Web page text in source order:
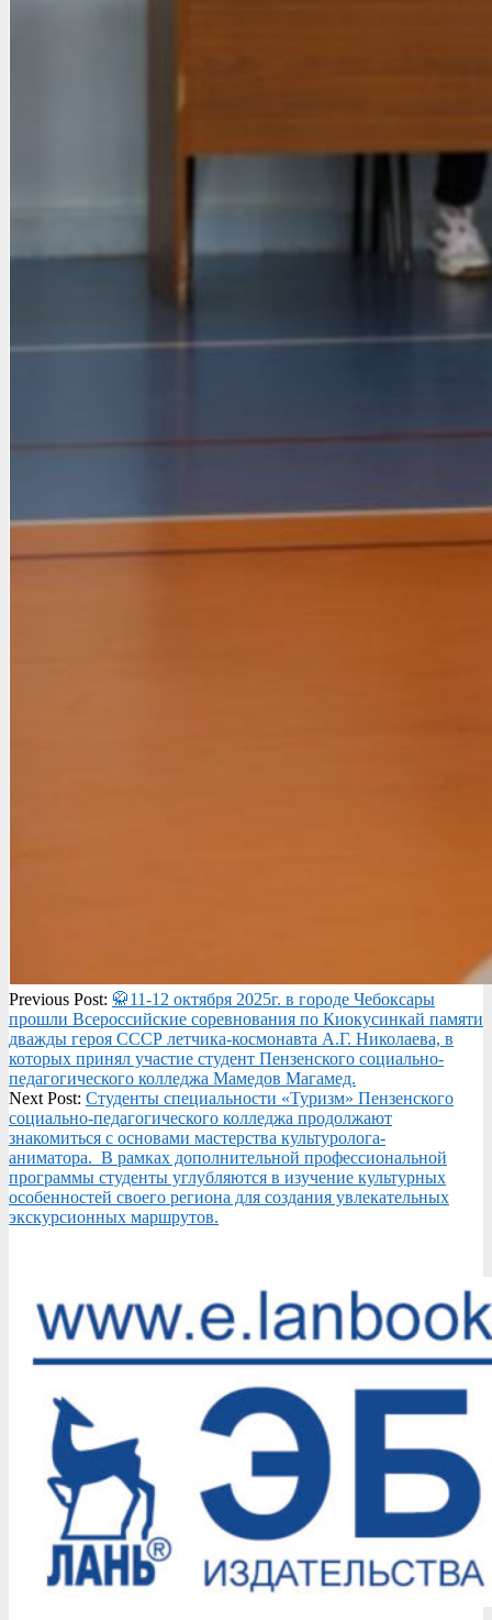
2025-
10-
16
Previous Post: 🥋11-12 октября 2025г. в городе Чебоксары
прошли Всероссийские соревнования по Киокусинкай памяти
дважды героя СССР летчика-космонавта А.Г. Николаева, в
которых принял участие студент Пензенского социально-
педагогического колледжа Мамедов Магамед.
Next Post: Студенты специальности «Туризм» Пензенского
социально-педагогического колледжа продолжают
знакомиться с основами мастерства культуролога-
аниматора. В рамках дополнительной профессиональной
программы студенты углубляются в изучение культурных
особенностей своего региона для создания увлекательных
экскурсионных маршрутов.